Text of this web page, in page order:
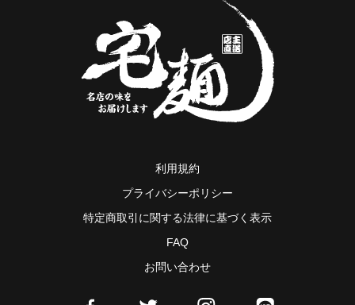
利用規約
プライバシーポリシー
特定商取引に関する法律に基づく表示
FAQ
お問い合わせ